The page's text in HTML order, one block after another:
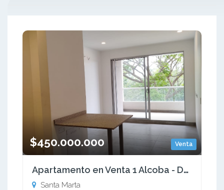
Venta
$450.000.000
Apartamento en Venta 1 Alcoba - Don Jaca . Permiso Turistico
Santa Marta